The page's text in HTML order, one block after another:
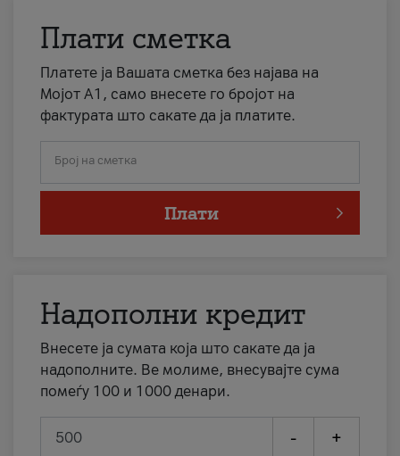
Плати сметка
Платете ја Вашата сметка без најава на
Мојот А1, само внесете го бројот на
фактурата што сакате да ја платите.
Број на сметка
Плати
Надополни кредит
Внесете ја сумата која што сакате да ја
надополните. Ве молиме, внесувајте сума
помеѓу 100 и 1000 денари.
- +